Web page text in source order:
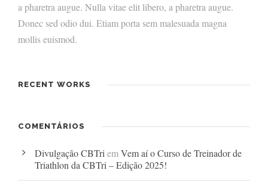
a pharetra augue. Nulla vitae elit libero, a pharetra augue.
Donec sed odio dui. Etiam porta sem malesuada magna
mollis euismod.
RECENT WORKS
COMENTÁRIOS
Divulgação CBTriemVem aí o Curso de Treinador de
Triathlon da CBTri – Edição 2025!